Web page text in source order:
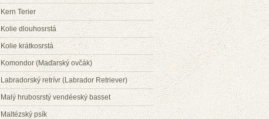
Kern Terier
Kolie dlouhosrstá
Kolie krátkosrstá
Komondor (Maďarský ovčák)
Labradorský retrívr (Labrador Retriever)
Malý hrubosrstý vendéeský basset
Maltézský psík